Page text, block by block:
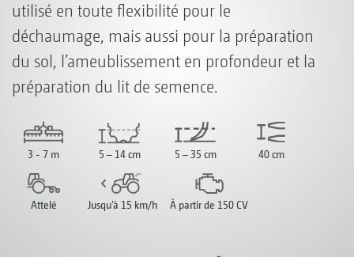
utilisé en toute flexibilité pour le
déchaumage, mais aussi pour la préparation
du sol, l’ameublissement en profondeur et la
préparation du lit de semence.
3 - 7 m 5 – 14 cm 5 – 35 cm 40 cm
Attelé Jusqu’à 15 km/h À partir de 150 CV